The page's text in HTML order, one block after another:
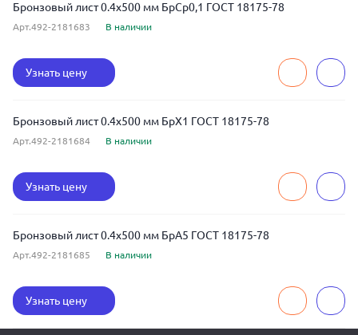
Бронзовый лист 0.4x500 мм БрСр0,1 ГОСТ 18175-78
Арт.492-2181683 В наличии
Узнать цену
Бронзовый лист 0.4x500 мм БрХ1 ГОСТ 18175-78
Арт.492-2181684 В наличии
Узнать цену
Бронзовый лист 0.4x500 мм БрА5 ГОСТ 18175-78
Арт.492-2181685 В наличии
Узнать цену